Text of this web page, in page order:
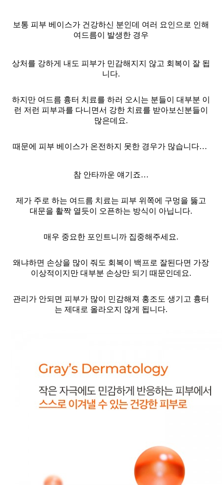
보통 피부 베이스가 건강하신 분인데 여러 요인으로 인해
여드름이 발생한 경우
상처를 강하게 내도 피부가 민감해지지 않고 회복이 잘 됩
니다.
하지만 여드름 흉터 치료를 하러 오시는 분들이 대부분 이
런 저런 피부과를 다니면서 강한 치료를 받아보신분들이
많은데요.
때문에 피부 베이스가 온전하지 못한 경우가 많습니다…
참 안타까운 얘기죠…
제가 주로 하는 여드름 치료는 피부 위쪽에 구멍을 뚫고
대문을 활짝 열듯이 오픈하는 방식이 아닙니다.
매우 중요한 포인트니까 집중해주세요.
왜냐하면 손상을 많이 줘도 회복이 백프로 잘된다면 가장
이상적이지만 대부분 손상만 되기 때문인데요.
관리가 안되면 피부가 많이 민감해져 홍조도 생기고 흉터
는 제대로 올라오지 않게 됩니다.